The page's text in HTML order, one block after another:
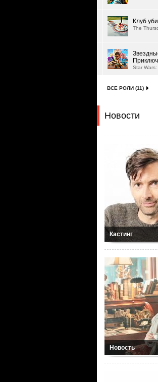
Клуб
The
Star
ВСЕ РОЛИ (11)
Новости
Кастинг
Новость